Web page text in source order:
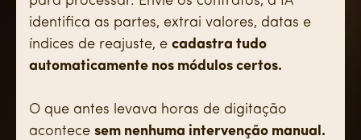
identifica as partes, extrai valores, datas e
índices de reajuste, e cadastra tudo
automaticamente nos módulos certos.
O que antes levava horas de digitação
acontece sem nenhuma intervenção manual.